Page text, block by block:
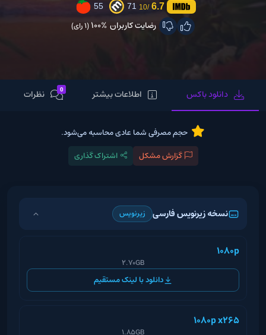
6.7
/10
71
55
رضایت کاربران 100%(1 رای)
دانلود باکس اطلاعات بیشتر 0 نظرات
حجم مصرفی شما عادی محاسبه می‌شود.
گزارش مشکل
اشتراک گذاری
نسخه زیرنویس فارسی زیرنویس
1080p
2.70GB
دانلود با لینک مستقیم
1080p x265
1.85GB